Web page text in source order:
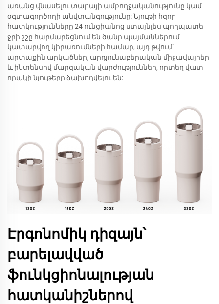
առանց վնասելու տարայի ամբողջականությունը կամ
օգտագործողի անվտանգությունը: Նյութի հզոր
հատկությունները 24 ունցիանոց ստայնլես պողպատե
ջրի շշը հարմարեցնում են ծանր պայմաններում
կատարվող կիրառումների համար, այդ թվում՝
արտաքին արկածներ, արդյունաբերական միջավայրեր
և ինտենսիվ մարզական վարժություններ, որտեղ վատ
որակի նյութերը ձախողվելու են:
Էրգոնոմիկ դիզայն՝
բարելավված
ֆունկցիոնալության
հատկանիշներով